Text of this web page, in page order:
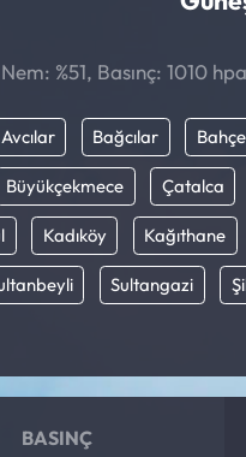
Nem: %51, Basınç: 1010
Avcılar Bağcılar
Büyükçekmece Çatalca
Kadıköy Kağıthane
Sultangazi
BASINÇ